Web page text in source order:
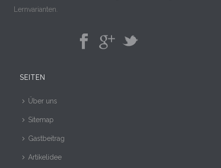
Lernvarianten.
SEITEN
Über uns
Sitemap
Gastbeitrag
Artikelidee